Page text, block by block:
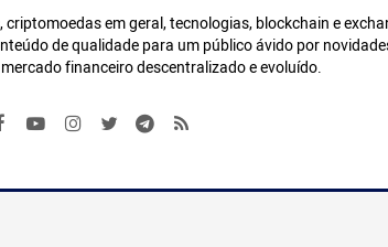
em geral, tecnologias, blockchain e
de qualidade para um público ávido por
financeiro descentralizado e evoluído.